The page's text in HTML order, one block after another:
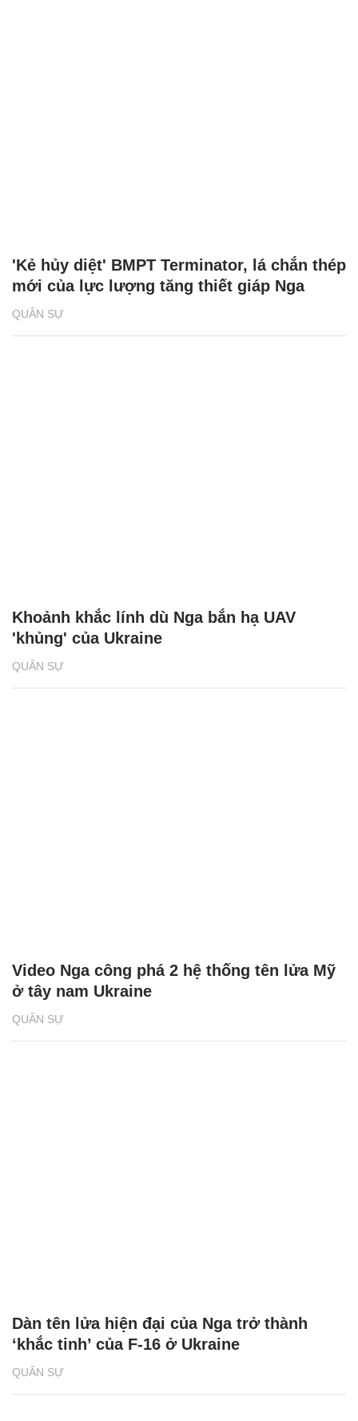
QUÂN SỰ
'Kẻ hủy diệt' BMPT Terminator, lá chắn thép
mới của lực lượng tăng thiết giáp Nga
QUÂN SỰ
Khoảnh khắc lính dù Nga bắn hạ UAV
'khủng' của Ukraine
QUÂN SỰ
Video Nga công phá 2 hệ thống tên lửa Mỹ
ở tây nam Ukraine
QUÂN SỰ
Dàn tên lửa hiện đại của Nga trở thành
‘khắc tinh’ của F-16 ở Ukraine